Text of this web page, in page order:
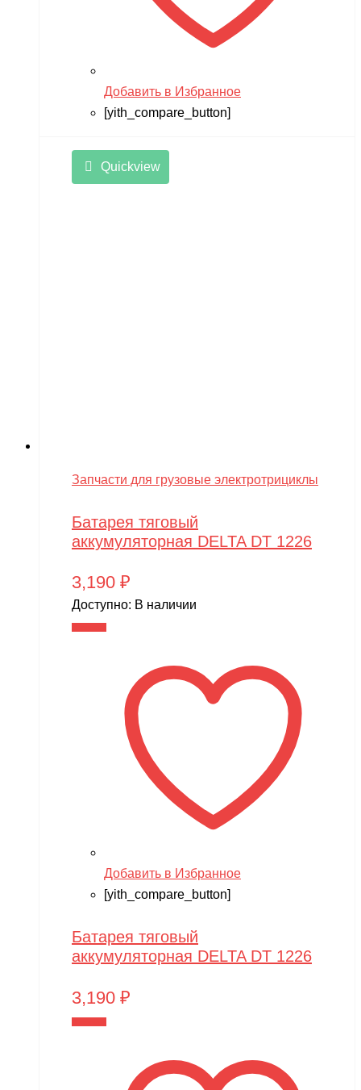
Добавить в Избранное
[yith_compare_button]
Quickview
Запчасти для грузовые электротрициклы
Батарея тяговый
аккумуляторная DELTA DT 1226
3,190 ₽
Доступно: В наличии
Добавить в Избранное
[yith_compare_button]
Батарея тяговый
аккумуляторная DELTA DT 1226
3,190 ₽